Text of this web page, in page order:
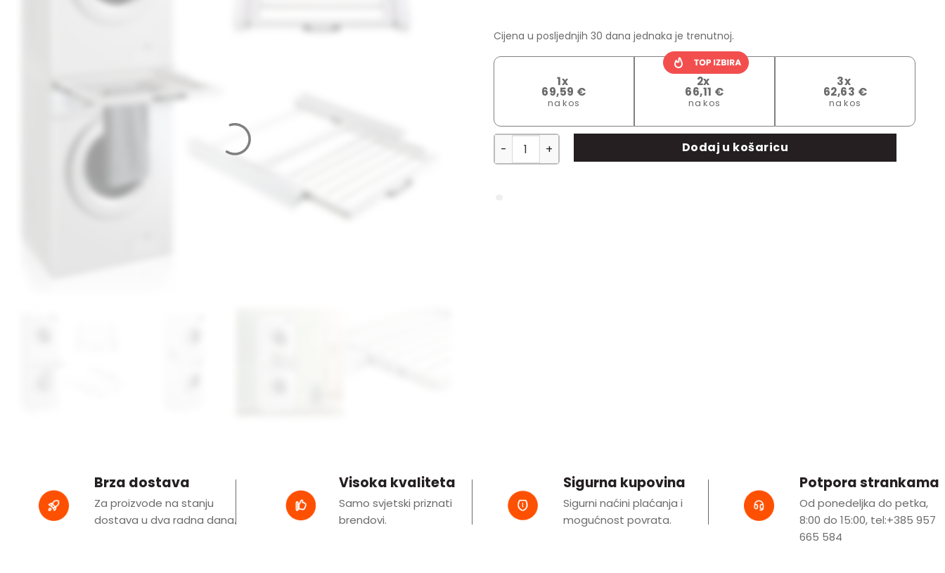
je:
86.99€.
69.59€.
Cijena u posljednjih 30 dana jednaka je trenutnoj.
1x
69,59 €
na kos
2x
66,11 €
na kos
3x
62,63 €
na kos
Priključni okvir za perilicu / sušilicu rublja sa držačem za ručnike količina
Dodaj u košaricu
Brza dostava
Za proizvode na stanju
dostava u dva radna dana.
Visoka kvaliteta
Samo svjetski priznati
brendovi.
Sigurna kupovina
Sigurni naćini plaćanja i
mogućnost povrata.
Potpora strankama
Od ponedeljka do petka,
8:00 do 15:00, tel:+385 957
665 584